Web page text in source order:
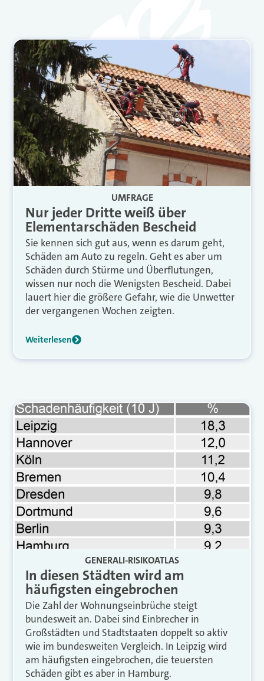
UMFRAGE
Nur jeder Dritte weiß über
Elementarschäden Bescheid
Sie kennen sich gut aus, wenn es darum geht,
Schäden am Auto zu regeln. Geht es aber um
Schäden durch Stürme und Überflutungen,
wissen nur noch die Wenigsten Bescheid. Dabei
lauert hier die größere Gefahr, wie die Unwetter
der vergangenen Wochen zeigten.
Weiterlesen
GENERALI-RISIKOATLAS
In diesen Städten wird am
häufigsten eingebrochen
Die Zahl der Wohnungseinbrüche steigt
bundesweit an. Dabei sind Einbrecher in
Großstädten und Stadtstaaten doppelt so aktiv
wie im bundesweiten Vergleich. In Leipzig wird
am häufigsten eingebrochen, die teuersten
Schäden gibt es aber in Hamburg.